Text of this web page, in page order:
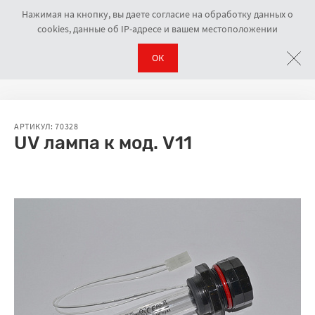
UV лампа к мод. V11
АРТИКУЛ: 70328
UV лампа к мод. V11
Нажимая на кнопку, вы даете согласие на обработку данных о
cookies, данные об IP-адресе и вашем местоположении
ОК